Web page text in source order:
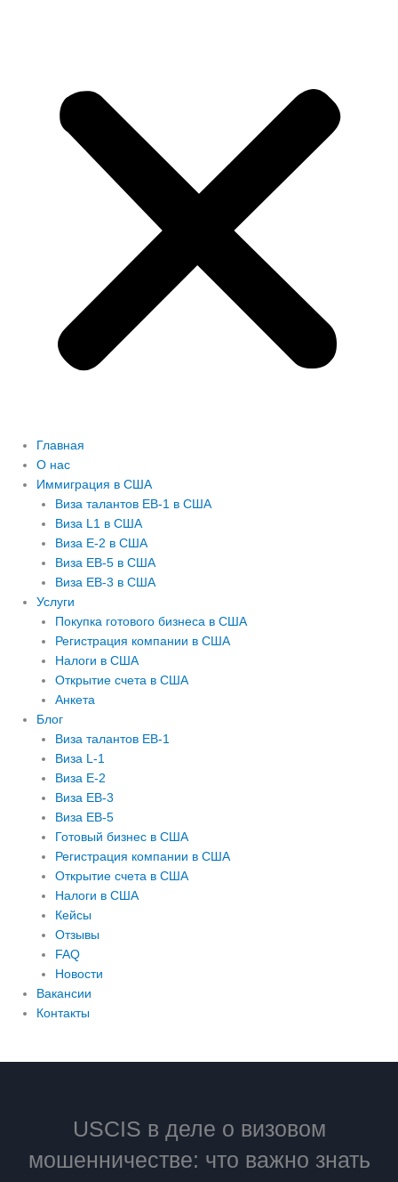
Главная
О нас
Иммиграция в США
Виза талантов EB-1 в США
Виза L1 в США
Виза E-2 в США
Виза EB-5 в США
Виза EB-3 в США
Услуги
Покупка готового бизнеса в США
Регистрация компании в США
Налоги в США
Открытие счета в США
Анкета
Блог
Виза талантов EB-1
Виза L-1
Виза E-2
Виза EB-3
Виза EB-5
Готовый бизнес в США
Регистрация компании в США
Открытие счета в США
Налоги в США
Кейсы
Отзывы
FAQ
Новости
Вакансии
Контакты
USCIS в деле о визовом
мошенничестве: что важно знать